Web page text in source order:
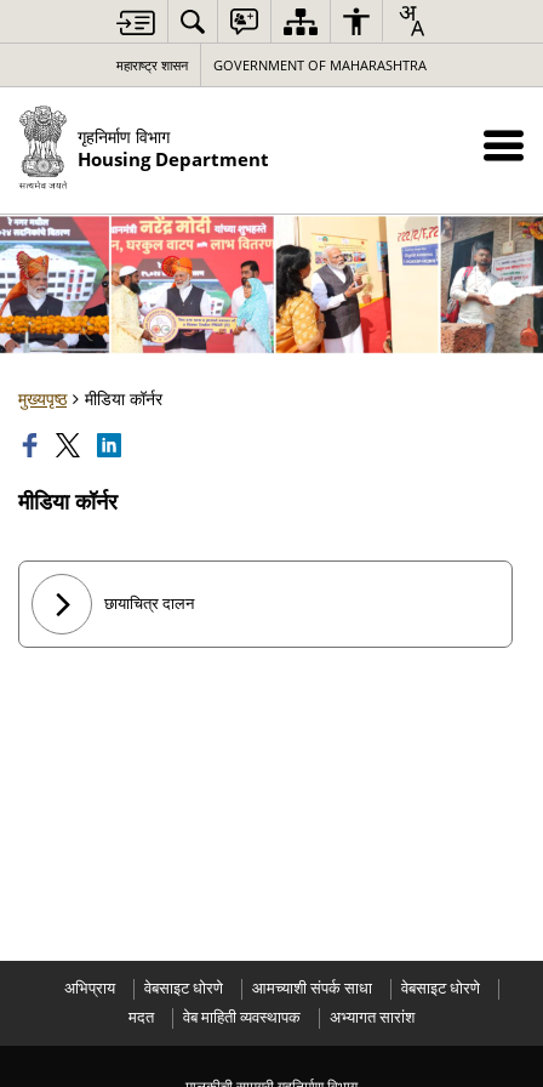
महाराष्ट्र शासन GOVERNMENT OF MAHARASHTRA
गृहनिर्माण विभाग
Housing Department
मुख्यपृष्ठ मीडिया कॉर्नर
मीडिया कॉर्नर
छायाचित्र दालन
अभिप्राय वेबसाइट धोरणे आमच्याशी संपर्क साधा
वेबसाइट धोरणे
मदत
वेब माहिती व्यवस्थापक अभ्यागत सारांश